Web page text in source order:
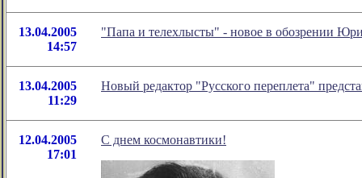
13.04.2005
14:57
"Папа и телехлысты" - новое в обозрении
13.04.2005
11:29
Новый редактор "Русского переплета"
12.04.2005
17:01
С днем космонавтики!